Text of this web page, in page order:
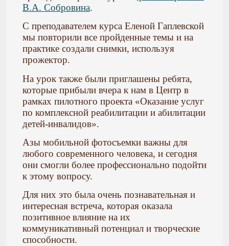
В.А. Собровина.
С преподавателем курса Еленой Гаплевской
мы повторили все пройденные темы и на
практике создали снимки, используя
прожектор.
На урок также были приглашены ребята,
которые прибыли вчера к нам в Центр в
рамках пилотного проекта «Оказание услуг
по комплексной реабилитации и абилитации
детей-инвалидов».
Азы мобильной фотосъемки важны для
любого современного человека, и сегодня
они смогли более профессионально подойти
к этому вопросу.
Для них это была очень познавательная и
интересная встреча, которая оказала
позитивное влияние на их
коммуникативный потенциал и творческие
способности.